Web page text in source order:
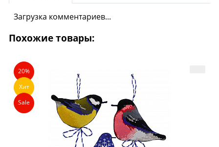
Загрузка комментариев...
Похожие товары:
20%
Хит
Sale